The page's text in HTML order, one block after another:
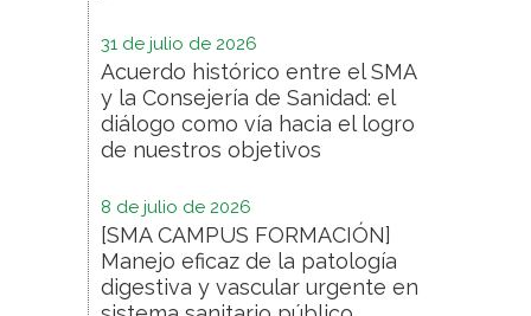
31 de julio de 2026
Acuerdo histórico entre el SMA
y la Consejería de Sanidad: el
diálogo como vía hacia el logro
de nuestros objetivos
8 de julio de 2026
[SMA CAMPUS FORMACIÓN]
Manejo eficaz de la patología
digestiva y vascular urgente en